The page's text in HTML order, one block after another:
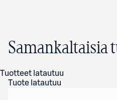
Samankaltaisia
Tuotteet latautuu
Tuote latautuu